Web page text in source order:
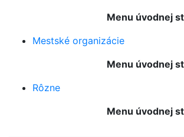
Menu úvodnej
Mestské organizácie
Menu úvodnej
Rôzne
Menu úvodnej